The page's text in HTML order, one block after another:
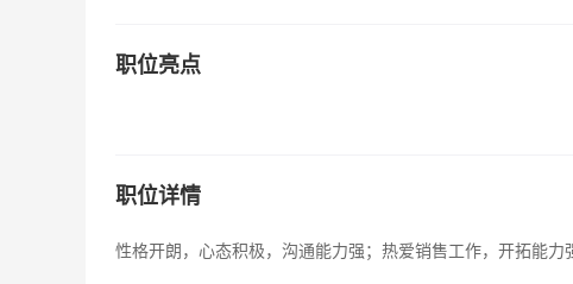
职位亮点
职位详情
性格开朗，心态积极，沟通能力强；热爱销售工作，开拓能力